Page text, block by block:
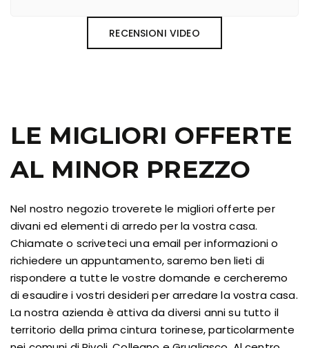
RECENSIONI VIDEO
LE MIGLIORI OFFERTE
AL MINOR PREZZO
Nel nostro negozio troverete le migliori offerte per
divani ed elementi di arredo per la vostra casa.
Chiamate o scriveteci una email per informazioni o
richiedere un appuntamento, saremo ben lieti di
rispondere a tutte le vostre domande e cercheremo
di esaudire i vostri desideri per arredare la vostra casa.
La nostra azienda è attiva da diversi anni su tutto il
territorio della prima cintura torinese, particolarmente